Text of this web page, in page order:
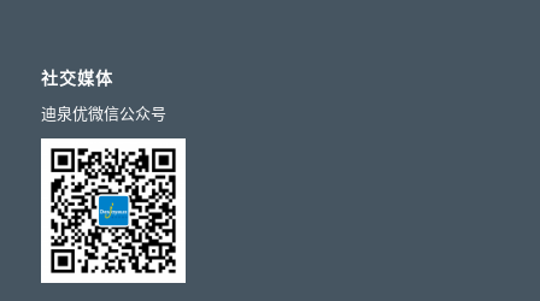
社交媒体
迪泉优微信公众号